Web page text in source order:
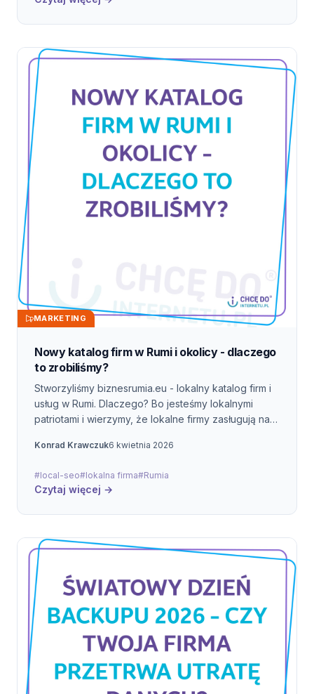
MARKETING
Nowy katalog firm w Rumi i okolicy - dlaczego
to zrobiliśmy?
Stworzyliśmy biznesrumia.eu - lokalny katalog firm i
usług w Rumi. Dlaczego? Bo jesteśmy lokalnymi
patriotami i wierzymy, że lokalne firmy zasługują na
Konrad Krawczuk6 kwietnia 2026
#local-seo#lokalna firma#Rumia
Czytaj więcej →